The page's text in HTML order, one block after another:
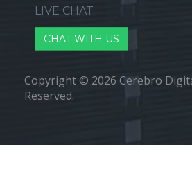
LIVE CHAT
CHAT WITH US
Copyright © 2026 Cerebro
Reserved.